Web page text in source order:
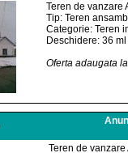
Teren de vanzare
Tip: Teren
Categorie: Teren
Deschidere: 36 ml
Oferta adaugata
Teren de vanzare